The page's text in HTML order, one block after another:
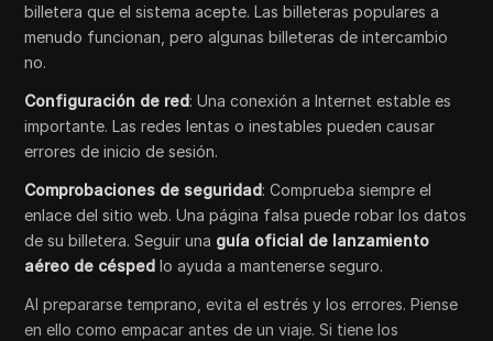
billetera que el sistema acepte. Las billeteras populares a
menudo funcionan, pero algunas billeteras de intercambio
no.
Configuración de red: Una conexión a Internet estable es
importante. Las redes lentas o inestables pueden causar
errores de inicio de sesión.
Comprobaciones de seguridad: Comprueba siempre el
enlace del sitio web. Una página falsa puede robar los datos
de su billetera. Seguir una guía oficial de lanzamiento
aéreo de césped lo ayuda a mantenerse seguro.
Al prepararse temprano, evita el estrés y los errores. Piense
en ello como empacar antes de un viaje. Si tiene los